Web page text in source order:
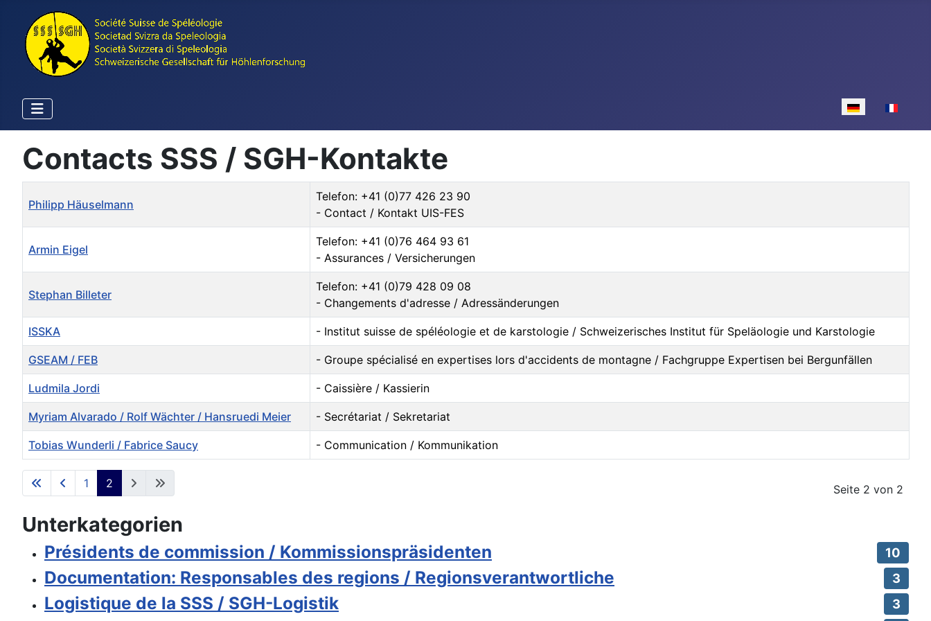
Sprache
Contacts SSS / SGH-Kontakte
Kontakte,
Philipp Häuselmann
Telefon: +41 (0)77 426 23 90
- Contact / Kontakt UIS-FES
Armin Eigel
Telefon: +41 (0)76 464 93 61
- Assurances / Versicherungen
Stephan Billeter
Telefon: +41 (0)79 428 09 08
- Changements d'adresse / Adressänderungen
ISSKA - Institut suisse de spéléologie et de karstologie / Schweizerisches Institut für Speläologie und Karstologie
GSEAM / FEB - Groupe spécialisé en expertises lors d'accidents de montagne / Fachgruppe Expertisen bei Bergunfällen
Ludmila Jordi - Caissière / Kassierin
Myriam Alvarado / Rolf Wächter / Hansruedi Meier - Secrétariat / Sekretariat
Tobias Wunderli / Fabrice Saucy - Communication / Kommunikation
Seite 2 von 2
1 2
Unterkategorien
Présidents de commission / Kommissionspräsidenten 10
Documentation: Responsables des regions / Regionsverantwortliche 3
Logistique de la SSS / SGH-Logistik 3